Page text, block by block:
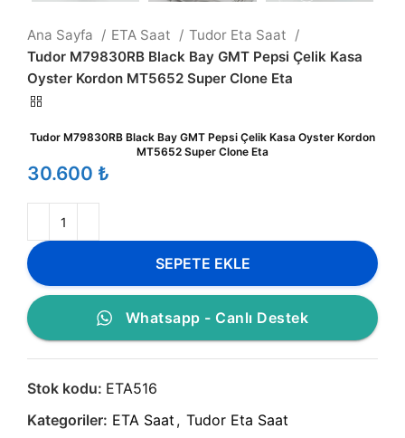
Ana Sayfa ETA Saat
Tudor Eta Saat
Tudor M79830RB Black Bay GMT Pepsi Çelik Kasa
Oyster Kordon MT5652 Super Clone Eta
Tudor M79830RB Black Bay GMT Pepsi Çelik Kasa Oyster Kordon
MT5652 Super Clone Eta
₺
SEPETE EKLE
Whatsapp - Canlı Destek
Stok kodu: ETA516
Kategoriler: ETA Saat , Tudor Eta Saat